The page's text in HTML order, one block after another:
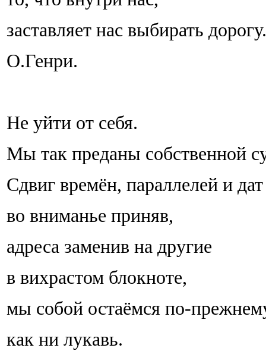
заставляет нас выбирать дорогу.
О.Генри.
Не уйти от себя.
Мы так преданы собственной
Сдвиг времён, параллелей и дат
во вниманье приняв,
адреса заменив на другие
в вихрастом блокноте,
мы собой остаёмся по-
как ни лукавь.